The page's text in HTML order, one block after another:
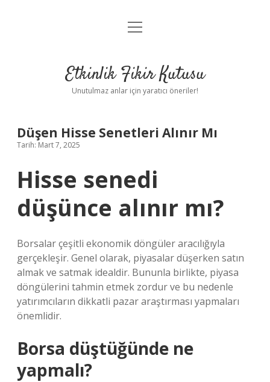
Anasayfa
Yasal Uyarı
menüyü
Etkinlik Fikir Kutusu
Unutulmaz anlar için yaratıcı öneriler!
Düşen Hisse Senetleri Alınır Mı
Tarih: Mart 7, 2025
Hisse senedi
düşünce alınır mı?
Borsalar çeşitli ekonomik döngüler aracılığıyla
gerçekleşir. Genel olarak, piyasalar düşerken satın
almak ve satmak idealdir. Bununla birlikte, piyasa
döngülerini tahmin etmek zordur ve bu nedenle
yatırımcıların dikkatli pazar araştırması yapmaları
önemlidir.
Borsa düştüğünde ne
yapmalı?